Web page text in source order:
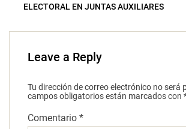
ELECTORAL EN JUNTAS AUXILIARES
Leave a Reply
Tu dirección de correo electrónico no será
campos obligatorios están marcados con
Comentario *